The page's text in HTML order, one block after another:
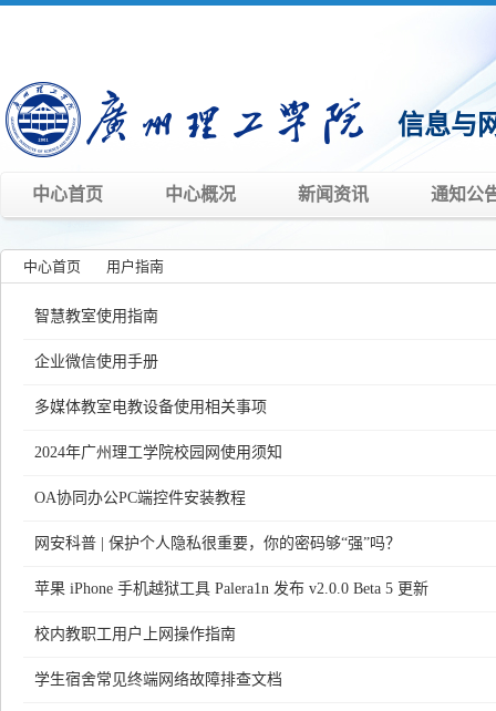
信息与
中心首页 中心概况 新闻资讯 通知公
中心首页 用户指南
智慧教室使用指南
企业微信使用手册
多媒体教室电教设备使用相关事项
2024年广州理工学院校园网使用须知
OA协同办公PC端控件安装教程
网安科普 | 保护个人隐私很重要，你的密码够“强”吗？
苹果 iPhone 手机越狱工具 Palera1n 发布 v2.0.0 Beta 5 更新
校内教职工用户上网操作指南
学生宿舍常见终端网络故障排查文档